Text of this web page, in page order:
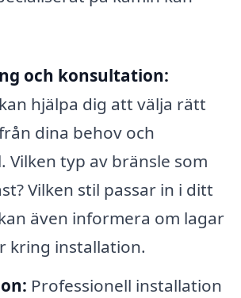
och konsultation:
hjälpa dig att välja rätt
dina behov och
Vilken typ av bränsle som
Vilken stil passar in i ditt
även informera om lagar
kring installation.
Professionell installation